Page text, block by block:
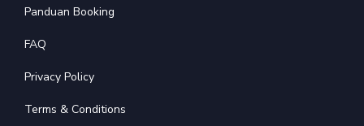
Panduan Booking
FAQ
Privacy Policy
Terms & Conditions